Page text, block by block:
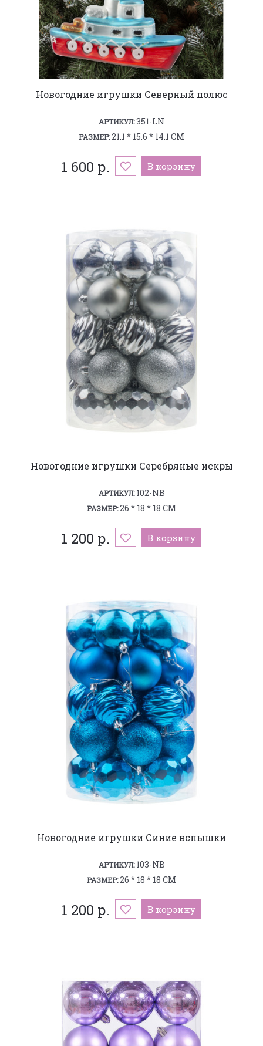
Новогодние игрушки Северный полюс
АРТИКУЛ:351-LN
РАЗМЕР:21.1 * 15.6 * 14.1 СМ
1 600 р. В корзину
Новогодние игрушки Серебряные искры
АРТИКУЛ:102-NB
РАЗМЕР:26 * 18 * 18 СМ
1 200 р. В корзину
Новогодние игрушки Синие вспышки
АРТИКУЛ:103-NB
РАЗМЕР:26 * 18 * 18 СМ
1 200 р. В корзину